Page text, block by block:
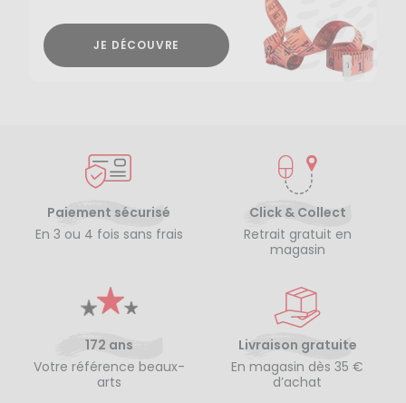
JE DÉCOUVRE
Paiement sécurisé
En 3 ou 4 fois sans frais
Click & Collect
Retrait gratuit en
magasin
172 ans
Votre référence beaux-
arts
Livraison gratuite
En magasin dès 35 €
d’achat